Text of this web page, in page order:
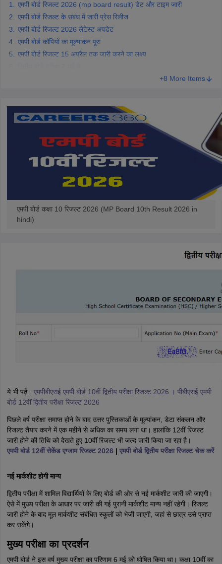
एमपी बोर्ड रिजल्ट 2026 (mp board result) डेट और टाइम जारी
एमपी बोर्ड रिजल्ट के संबंध में जारी प्रेस रिलीज
एमपी बोर्ड रिजल्ट 2026 लेटेस्ट अपडेट
एमपी बोर्ड कॉपियों का मूल्यांकन पूरा
एमपी बोर्ड रिजल्ट 15 अप्रैल तक जारी करने का लक्ष्य
+8 More Items
एमपी बोर्ड कक्षा 10 रिजल्ट 2026 (MP Board 10th Result 2026 in
hindi)
ये भी पढ़ें : एमपीबीएसई एमपी बोर्ड 10वीं द्वितीय परीक्षा रिजल्ट 2026 । पीबीएसई एमपी
बोर्ड 12वीं द्वितीय परीक्षा रिजल्ट 2026
पिछले वर्ष परीक्षा समाप्त होने के बाद उत्तर पुस्तिकाओं के मूल्यांकन, डेटा संकलन और
रिजल्ट तैयार करने में एक महीने से अधिक का समय लगा था। हालांकि 12वीं रिजल्ट
जारी होने की तिथि को देखते हुए 10वीं रिजल्ट भी जल्द जारी किया जा रहा है।
एमपी बोर्ड 12वीं सेकेंड एग्जाम रिजल्ट 2026 | एमपी बोर्ड द्वितीय परीक्षा रिजल्ट चेक करें
नई मार्कशीट होगी मान्य
द्वितीय परीक्षा में शामिल विद्यार्थियों के लिए बोर्ड की ओर से नई मार्कशीट जारी की जाएगी।
ऐसे में मुख्य परीक्षा के आधार पर जारी की गई पुरानी मार्कशीट मान्य नहीं रहेगी। रिजल्ट
जारी होने के बाद मूल मार्कशीट संबंधित स्कूलों को भेजी जाएगी, जहां से छात्र उसे प्राप्त
कर सकेंगे।
मुख्य परीक्षा का प्रदर्शन
एमपी बोर्ड ने इस वर्ष मुख्य परीक्षा का परिणाम 6 मई को घोषित किया था। कक्षा 10वीं का